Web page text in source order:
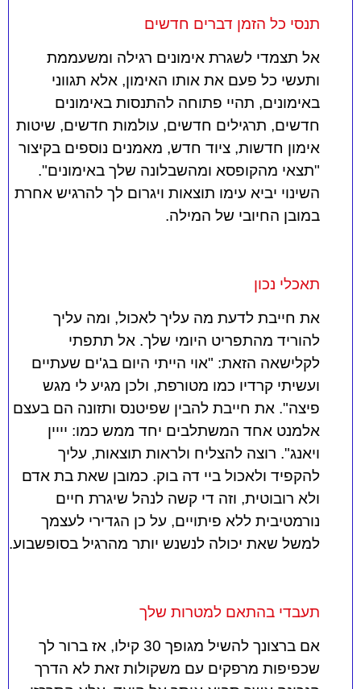
תנסי כל הזמן דברים חדשים
אל תצמדי לשגרת אימונים רגילה ומשעממת
ותעשי כל פעם את אותו האימון, אלא תגווני
באימונים, תהיי פתוחה להתנסות באימונים
חדשים, תרגילים חדשים, עולמות חדשים, שיטות
אימון חדשות, ציוד חדש, מאמנים נוספים בקיצור
"תצאי מהקופסא ומהשבלונה שלך באימונים".
השינוי יביא עימו תוצאות ויגרום לך להרגיש אחרת
במובן החיובי של המילה.
תאכלי נכון
את חייבת לדעת מה עליך לאכול, ומה עליך
להוריד מהתפריט היומי שלך. אל תתפתי
לקלישאה הזאת: "אוי הייתי היום בג'ים שעתיים
ועשיתי קרדיו כמו מטורפת, ולכן מגיע לי מגש
פיצה". את חייבת להבין שפיטנס ותזונה הם בעצם
אלמנט אחד המשתלבים יחד ממש כמו: יייין
ויאנג". רוצה להצליח ולראות תוצאות, עליך
להקפיד ולאכול ביי דה בוק. כמובן שאת בת אדם
ולא רובוטית, וזה די קשה לנהל שיגרת חיים
נורמטיבית ללא פיתויים, על כן הגדירי לעצמך
למשל שאת יכולה לנשנש יותר מהרגיל בסופשבוע.
תעבדי בהתאם למטרות שלך
אם ברצונך להשיל מגופך 30 קילו, אז ברור לך
שכפיפות מרפקים עם משקולות זאת לא הדרך